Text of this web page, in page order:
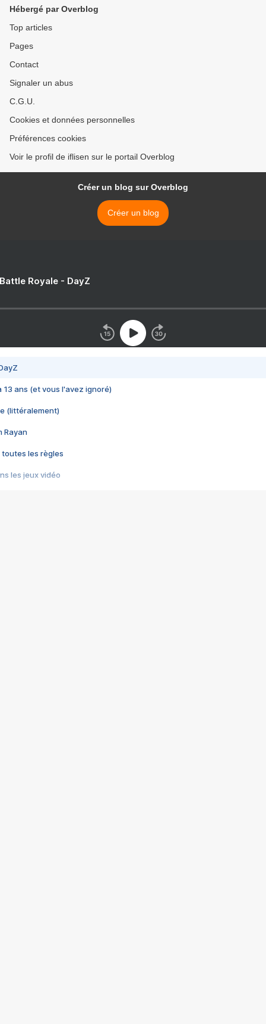
Hébergé par Overblog
Top articles
Pages
Contact
Signaler un abus
C.G.U.
Cookies et données personnelles
Préférences cookies
Voir le profil de iflisen sur le portail Overblog
Créer un blog sur Overblog
Créer un blog
Royale - DayZ
13 ans (et vous l'avez ignoré)
(littéralement)
Rayan
toutes les règles
les jeux vidéo